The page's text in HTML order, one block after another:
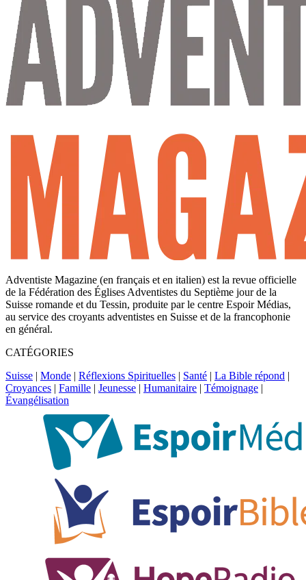
Adventiste Magazine (en français et en italien) est la revue officielle
de la Fédération des Églises Adventistes du Septième jour de la
Suisse romande et du Tessin, produite par le centre Espoir Médias,
au service des croyants adventistes en Suisse et de la francophonie
en général.
CATÉGORIES
Suisse | Monde | Réflexions Spirituelles | Santé | La Bible répond |
Croyances | Famille | Jeunesse | Humanitaire | Témoignage |
Évangélisation